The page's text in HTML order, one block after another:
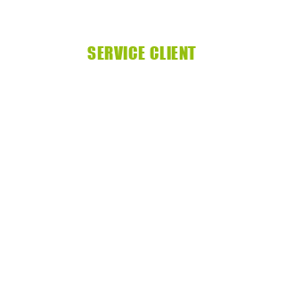
SERVICE CLIENT